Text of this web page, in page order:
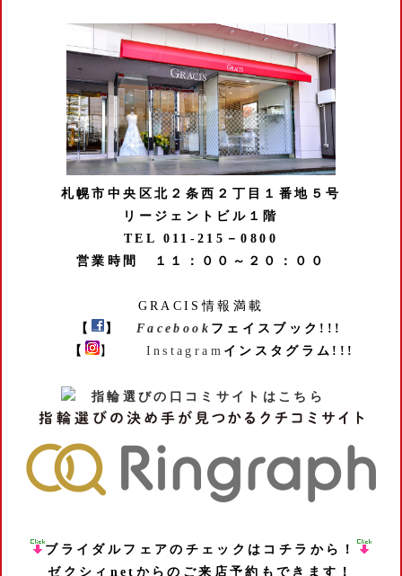
札幌市中央区北２条西２丁目１番地５号
リージェントビル１階
TEL 011-215－0800
営業時間 １１：００～２０：００
GRACIS情報満載
【
】 Facebook フェイスブック!!!
【
】 Instagram インスタグラム!!!
指輪選びの口コミサイトはこちら
ブライダルフェアのチェックはコチラから！
ゼクシィnetからのご来店予約もできます！